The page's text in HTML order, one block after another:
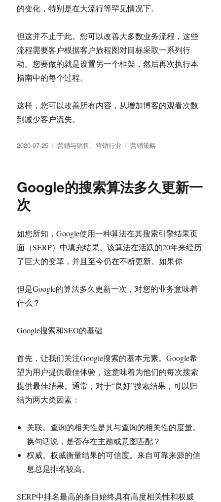
的变化，特别是在大流行等罕见情况下。
但这并不止于此。您可以改善大多数业务流程，这些
流程需要客户根据客户旅程图对目标采取一系列行
动。您要做的就是设置另一个框架，然后再次执行本
指南中的每个过程。
这样，您可以改善所有内容，从增加博客的观看次数
到减少客户流失。
发
2020-07-25
分
营销与销售、营销行业
标
营销策略
Google的搜索算法多久更新一
次
如您所知，Google使用一种算法在其搜索引擎结果页
面（SERP）中填充结果。该算法在活跃的20年来经历
了巨大的变革，并且至今仍在不断更新。如果你
但是Google的算法多久更新一次，对您的业务意味着
什么？
Google搜索和SEO的基础
首先，让我们关注Google搜索的基本元素。Google希
望为用户提供最佳体验，这意味着为他们的每次搜索
提供最佳结果。通常，对于“良好”搜索结果，可以归
结为两大类因素：
关联。查询的相关性是其与查询的相关性的度量。
换句话说，是否存在主题或意图匹配？
权威。权威衡量结果的可信度。来自可靠来源的信
息总是排名较高。
SERP中排名最高的条目始终具有高度相关性和权威